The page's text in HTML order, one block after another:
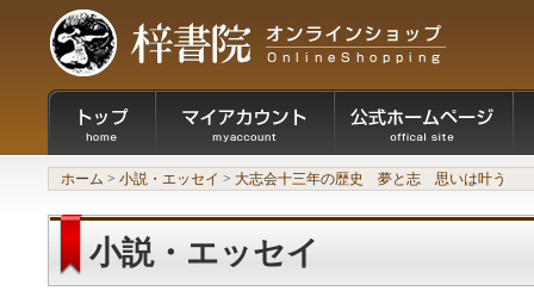
ホーム > 小説・エッセイ > 大志会十三年の歴史 夢と志 思いは叶う
小説・エッセイ